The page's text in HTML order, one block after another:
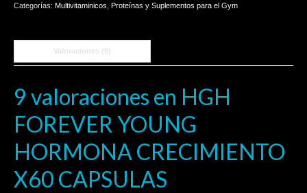
X60
cantidad
Categorías: Multivitaminicos Proteínas y Suplementos para el Gym
Valoraciones (9)
9 valoraciones en HGH
FOREVER YOUNG
HORMONA CRECIMIENTO
X60 CAPSULAS